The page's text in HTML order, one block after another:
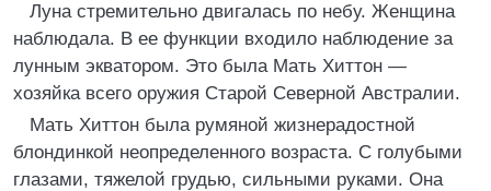
Луна стремительно двигалась по небу. Женщина
наблюдала. В ее функции входило наблюдение за
лунным экватором. Это была Мать Хиттон —
хозяйка всего оружия Старой Северной Австралии.
Мать Хиттон была румяной жизнерадостной
блондинкой неопределенного возраста. С голубыми
глазами, тяжелой грудью, сильными руками. Она